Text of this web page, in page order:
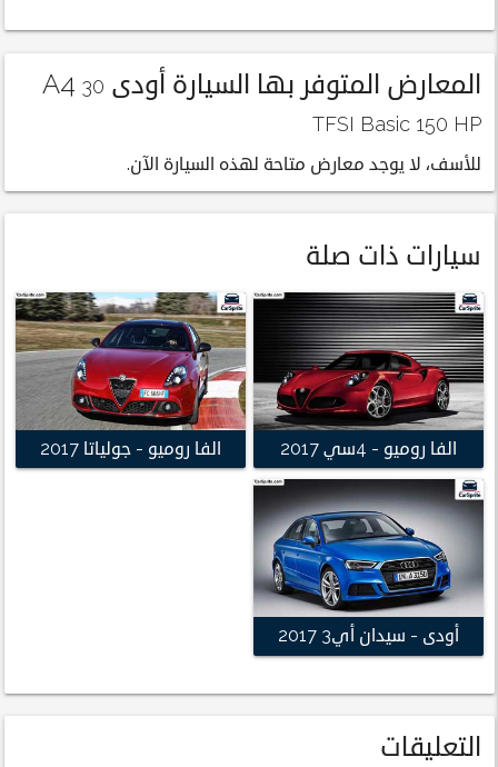
المعارض المتوفر بها السيارة أودى A4 30
TFSI Basic 150 HP
للأسف، لا يوجد معارض متاحة لهذه السيارة الآن.
سيارات ذات صلة
الفا روميو - 4سي 2017 الفا روميو - جولياتا 2017
أودى - سيدان أي3 2017
التعليقات